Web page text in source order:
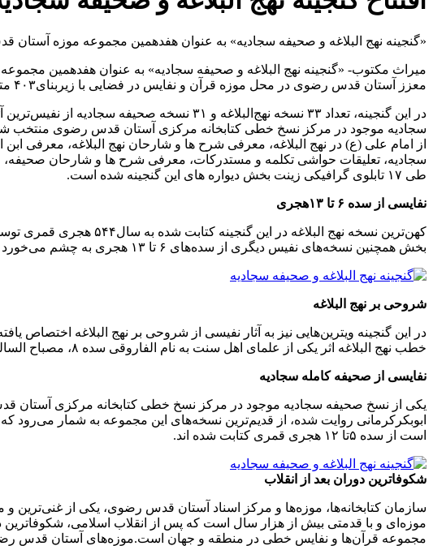
«گنجینه نهج البلاغه و صحیفه سجادیه» به عنوان هفدهمین مجموعه موزه
معزز آستان قدس رضوی در محل موزه قرآن و نفایس در فضایی با زیربنای۴۰۳ متر مربع افتتاح شد.
از امام علی (ع) در نهج البلاغه، معرفی شرح ها و شارحان نهج البلاغه، معرفی
سجادیه، تعلیقات حواشی تکلمه و مستدرکات، معرفی شرح ها و شارحان صحیفه،
طی ۱۷ تابلوی گرافیکی زینت بخش دیواره های این گنجینه شده است.
نفایسی از سده ۶ تا ۱۳هجری
بخش همچنین نسخه‌های نفیس دیگری از سده‌های ۶ تا ۱۳ هجری به چشم می‌خورد که به صورت اهدا و یا خریداری به این مجموعه عظیم افزوده شده است.
شروحی بر نهج البلاغه
خطب نهج البلاغه اثر یکی از علمای اهل سنت به نام الفاروقی سده ۸، مصباح السالکین مشهورترین شرح نهج البلاغه در سده هفتم هجری و شرح نهج البلاغه اثر ابن ابی الحدید کتابت شده در سده ۸ اشاره کرد.
نفایسی از صحیفه کامله سجادیه
ابوبکرکرمانی روایت شده، از قدیم‌ترین نسخه‌های این مجموعه به شمار
است از سده ۵تا ۱۲ هجری قمری کتابت شده اند.
شکوفاترین دوران بعد از انقلاب
سازمان کتابخانه‌ها، موزه‌ها و مرکز اسناد آستان قدس رضوی، یکی از غنی‌ترین
موزه‌ای و با قدمتی بیش از هزار سال است که پس از انقلاب اسلامی،
مجموعه قرآن‌ها و نفایس خطی در منطقه و جهان است.موزه‌های آستان قدس رضوی